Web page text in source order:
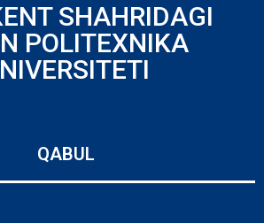
SHAHRIDAGI
POLITEXNIKA
QABUL